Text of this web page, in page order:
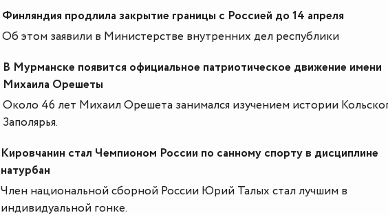
Финляндия продлила закрытие границы с Россией до 14 апреля
Об этом заявили в Министерстве внутренних дел республики
В Мурманске появится официальное патриотическое движение имени
Михаила Орешеты
Около 46 лет Михаил Орешета занимался изучением истории
Заполярья.
Кировчанин стал Чемпионом России по санному спорту в дисциплине
натурбан
Член национальной сборной России Юрий Талых стал лучшим в
индивидуальной гонке.